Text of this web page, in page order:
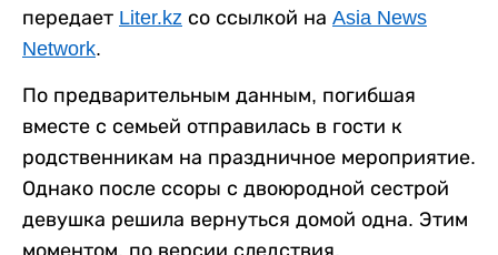
передает Liter.kz со ссылкой на Asia News
Network.
По предварительным данным, погибшая
вместе с семьей отправилась в гости к
родственникам на праздничное мероприятие.
Однако после ссоры с двоюродной сестрой
девушка решила вернуться домой одна. Этим